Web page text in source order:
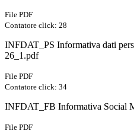
File PDF
Contatore click: 28
INFDAT_PS Informativa dati
26_1.pdf
File PDF
Contatore click: 34
INFDAT_FB Informativa Social
File PDF